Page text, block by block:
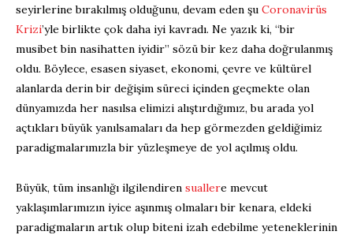
seyirlerine bırakılmış olduğunu, devam eden şu Coronavirüs
Krizi’yle birlikte çok daha iyi kavradı. Ne yazık ki, “bir
musibet bin nasihatten iyidir” sözü bir kez daha doğrulanmış
oldu. Böylece, esasen siyaset, ekonomi, çevre ve kültürel
alanlarda derin bir değişim süreci içinden geçmekte olan
dünyamızda her nasılsa elimizi alıştırdığımız, bu arada yol
açtıkları büyük yanılsamaları da hep görmezden geldiğimiz
paradigmalarımızla bir yüzleşmeye de yol açılmış oldu.
Büyük, tüm insanlığı ilgilendiren suallere mevcut
yaklaşımlarımızın iyice aşınmış olmaları bir kenara, eldeki
paradigmaların artık olup biteni izah edebilme yeteneklerinin